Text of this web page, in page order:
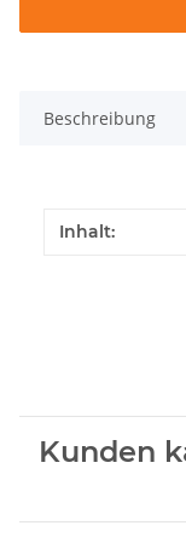
Beschreibung
Inhalt:
Kunden